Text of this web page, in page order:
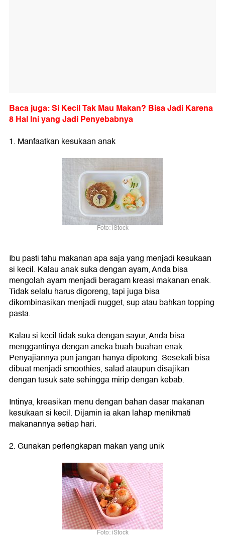
Baca juga: Si Kecil Tak Mau Makan? Bisa Jadi Karena
8 Hal Ini yang Jadi Penyebabnya
1. Manfaatkan kesukaan anak
Foto: iStock
Ibu pasti tahu makanan apa saja yang menjadi kesukaan
si kecil. Kalau anak suka dengan ayam, Anda bisa
mengolah ayam menjadi beragam kreasi makanan enak.
Tidak selalu harus digoreng, tapi juga bisa
dikombinasikan menjadi nugget, sup atau bahkan topping
pasta.
Kalau si kecil tidak suka dengan sayur, Anda bisa
menggantinya dengan aneka buah-buahan enak.
Penyajiannya pun jangan hanya dipotong. Sesekali bisa
dibuat menjadi smoothies, salad ataupun disajikan
dengan tusuk sate sehingga mirip dengan kebab.
Intinya, kreasikan menu dengan bahan dasar makanan
kesukaan si kecil. Dijamin ia akan lahap menikmati
makanannya setiap hari.
2. Gunakan perlengkapan makan yang unik
Foto: iStock